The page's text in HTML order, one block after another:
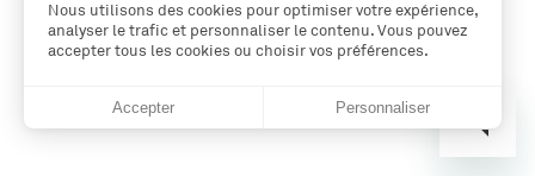
Nous utilisons des cookies pour optimiser votre expérience,
analyser le trafic et personnaliser le contenu. Vous pouvez
accepter tous les cookies ou choisir vos préférences.
Accepter Personnaliser